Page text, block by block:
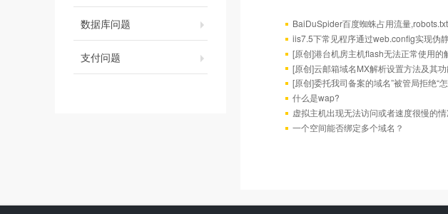
数据库问题
支付问题
BaiDuSpider百度蜘蛛占用流量
iis7.5下常见程序通过web.config实现伪
[原创]港台机房主机flash无法正常使用
[原创]云邮箱域名MX解析设置方法及其
[原创]委托我司备案的域名”被管局拒绝“
什么是wap?
虚拟主机出现无法访问或者速度很慢的
一个空间能否绑定多个域名？